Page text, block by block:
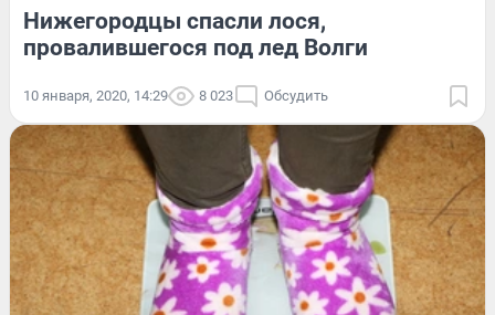
Нижегородцы спасли лося,
провалившегося под лед Волги
10 января, 2020, 14:29 8 023 Обсудить